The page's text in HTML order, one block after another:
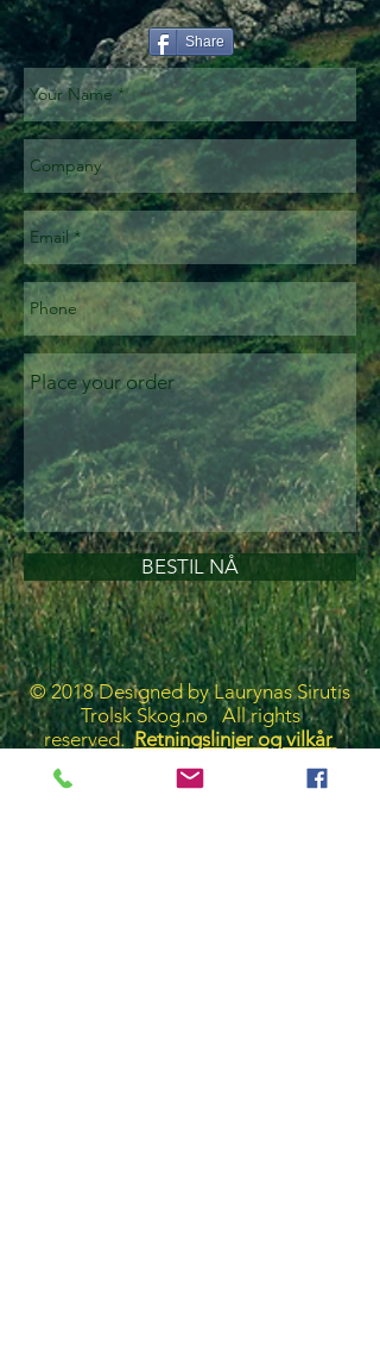
Share
BESTIL NÅ
© 2018 Designed by Laurynas Sirutis
Trolsk Skog.no All rights
reserved.Retningslinjer og vilkår